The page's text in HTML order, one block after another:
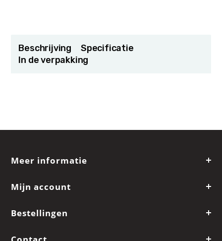
Beschrijving
Specificatie
In de verpakking
Meer informatie
Mijn account
Bestellingen